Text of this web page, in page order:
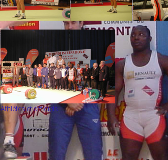
Athlètes et officiels